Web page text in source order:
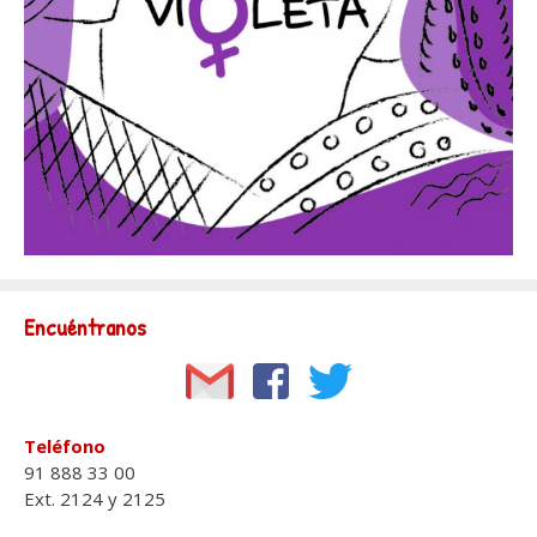
Encuéntranos
Teléfono
91 888 33 00
Ext. 2124 y 2125